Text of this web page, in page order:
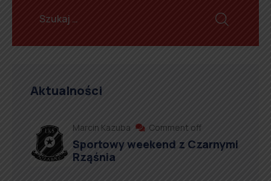
Aktualności
Marcin Kazuba Comment off
Sportowy weekend z Czarnymi
Rząśnia